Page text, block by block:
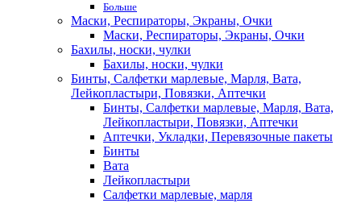
Больше
Маски, Респираторы, Экраны, Очки
Маски, Респираторы, Экраны, Очки
Бахилы, носки, чулки
Бахилы, носки, чулки
Бинты, Салфетки марлевые, Марля, Вата,
Лейкопластыри, Повязки, Аптечки
Бинты, Салфетки марлевые, Марля, Вата,
Лейкопластыри, Повязки, Аптечки
Аптечки, Укладки, Перевязочные пакеты
Бинты
Вата
Лейкопластыри
Салфетки марлевые, марля